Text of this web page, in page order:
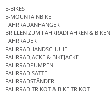
E-BIKES
E-MOUNTAINBIKE
FAHRRADANHÄNGER
BRILLEN ZUM FAHRRADFAHREN & BIKEN
FAHRRÄDER
FAHRRADHANDSCHUHE
FAHRRADJACKE & BIKEJACKE
FAHRRADPUMPEN
FAHRRAD SATTEL
FAHRRADSTÄNDER
FAHRRAD TRIKOT & BIKE TRIKOT